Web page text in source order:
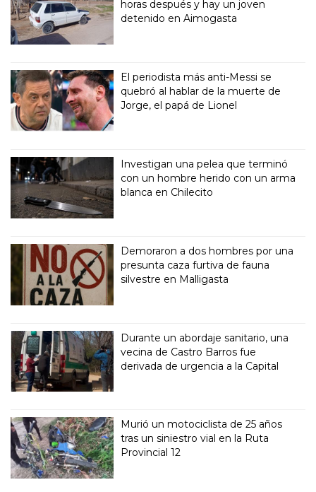
horas después y hay un joven
detenido en Aimogasta
El periodista más anti-Messi se
quebró al hablar de la muerte de
Jorge, el papá de Lionel
Investigan una pelea que terminó
con un hombre herido con un arma
blanca en Chilecito
Demoraron a dos hombres por una
presunta caza furtiva de fauna
silvestre en Malligasta
Durante un abordaje sanitario, una
vecina de Castro Barros fue
derivada de urgencia a la Capital
Murió un motociclista de 25 años
tras un siniestro vial en la Ruta
Provincial 12